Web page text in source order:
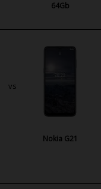
64Gb
vs
Nokia G21